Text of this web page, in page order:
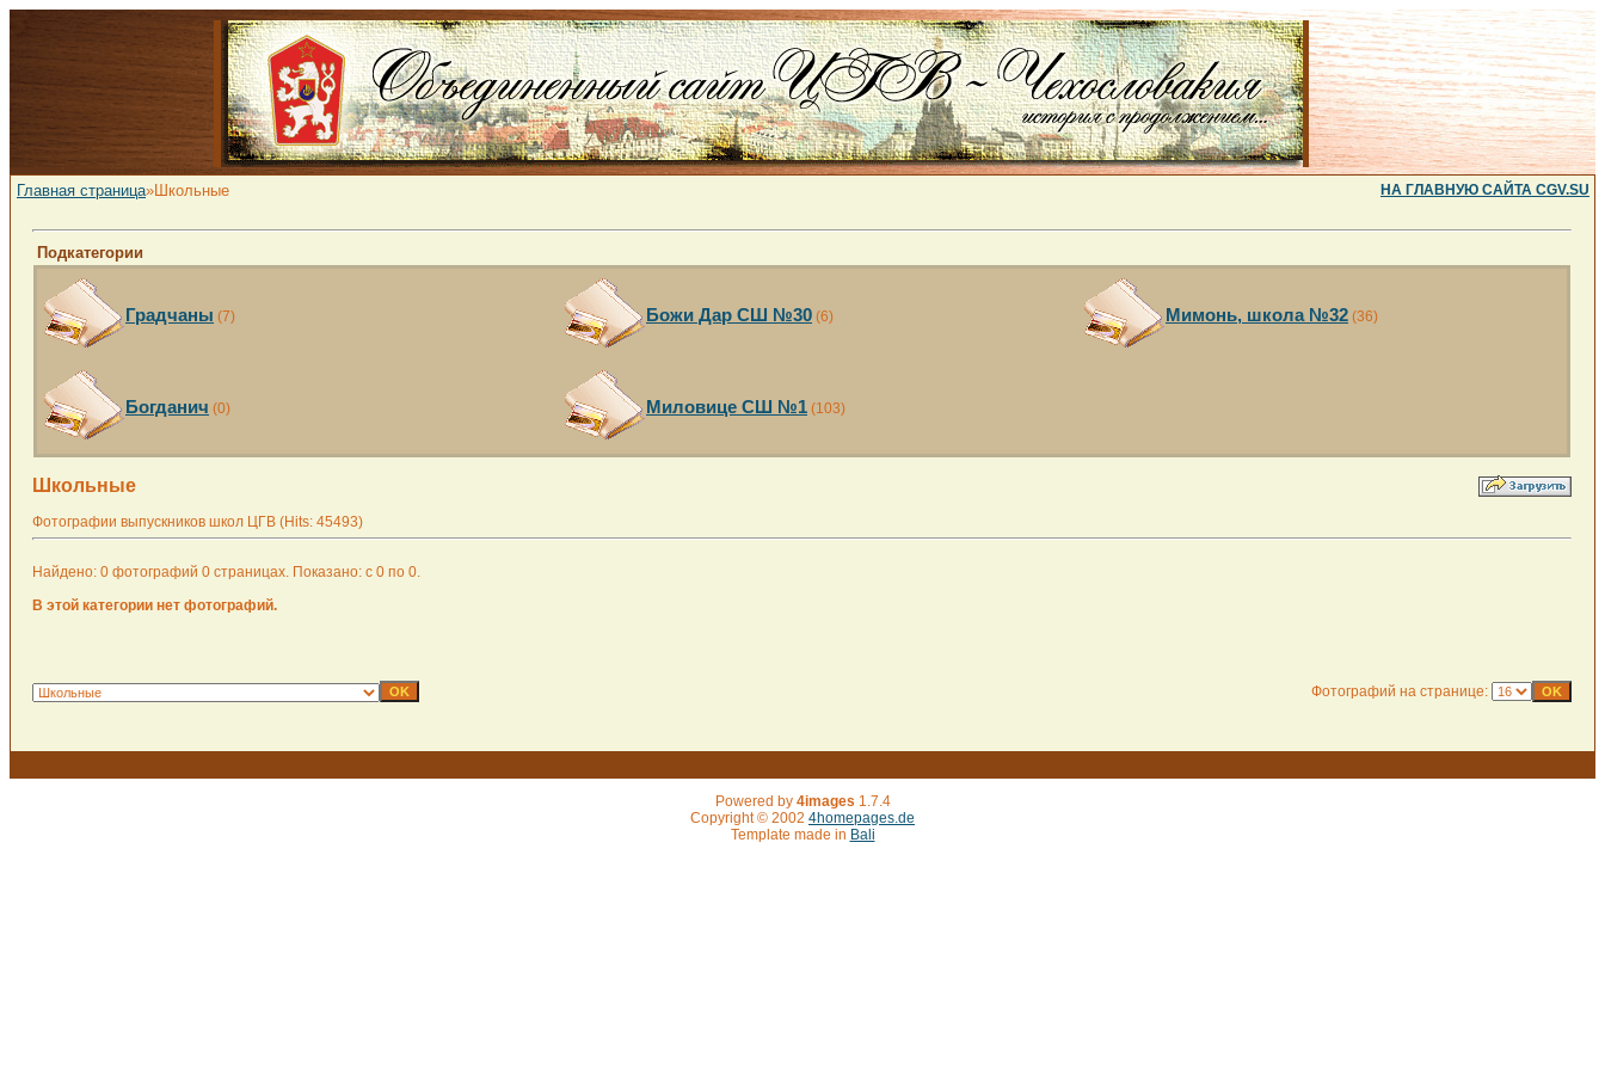
Главная страница»Школьные НА ГЛАВНУЮ САЙТА CGV.SU
Подкатегории
Градчаны (7)
Богданич (0)
Божи Дар СШ №30 (6)
Миловице СШ №1 (103)
Мимонь, школа №32 (36)
Школьные
Фотографии выпускников школ ЦГВ (Hits: 45493)
Найдено: 0 фотографий 0 страницах. Показано: с 0 по 0.
В этой категории нет фотографий.
Фотографий на странице:
Powered by 4images 1.7.4
Copyright © 2002 4homepages.de
Template made in Bali